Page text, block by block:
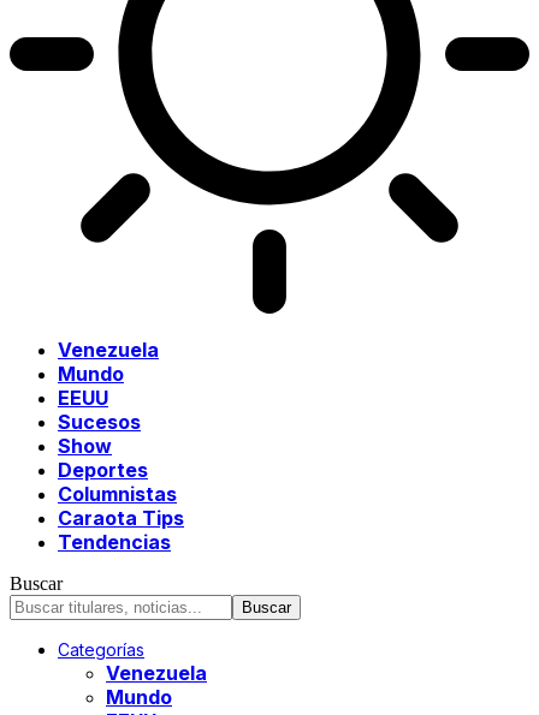
Venezuela
Mundo
EEUU
Sucesos
Show
Deportes
Columnistas
Caraota Tips
Tendencias
Buscar
Categorías
Venezuela
Mundo